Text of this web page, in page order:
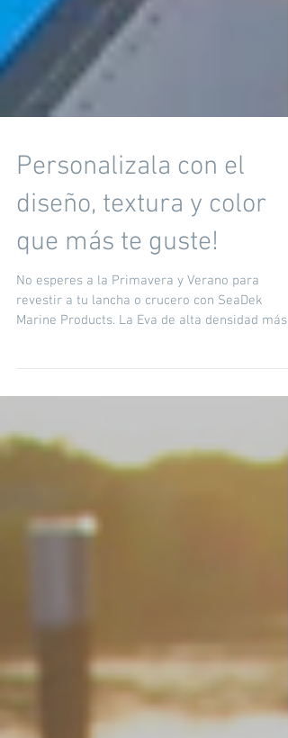
Personalizala con el
diseño, textura y color
que más te guste!
Marine Products. La Eva de alta densidad más
vendida en...